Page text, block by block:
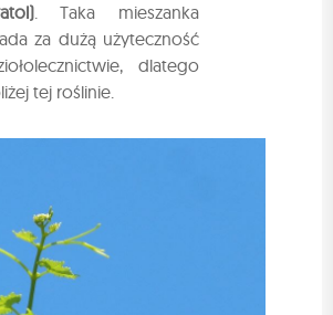
. Taka mieszanka
za dużą użyteczność
dlatego
tej roślinie.